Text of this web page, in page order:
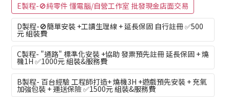
E製程-🚫純零件 懂電腦/自營工作室 批發現金店面交易
D製程-🚫簡單安裝 +工讀生理線 + 延長保固 自行註冊 ✅500
元 組裝費
C製程- "通路" 標準化安裝 +協助 發票預先註冊 延長保固 + 燒
機1H ✅1000元 組裝&服務費
B製程- 百台經驗 工程師打造+ 燒機3H +遊戲預先安裝 + 充氣
加強包裝 + 運送保險 ✅1500元 組裝&服務費